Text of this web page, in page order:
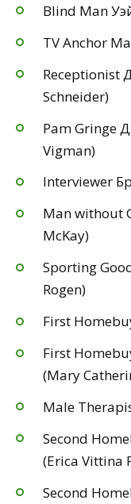
Blind Man
TV Anchor
Receptionist
Schneider)
Pam Gringe
Vigman)
Interviewer
Man without
McKay)
Sporting
Rogen)
First
First
(Mary
Male
Second
(Erica Vittina
Second